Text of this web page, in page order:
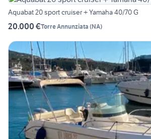
Aquabat 20 sport cruiser + Yamaha 40/70 G
20.000 €Torre Annunziata (NA)